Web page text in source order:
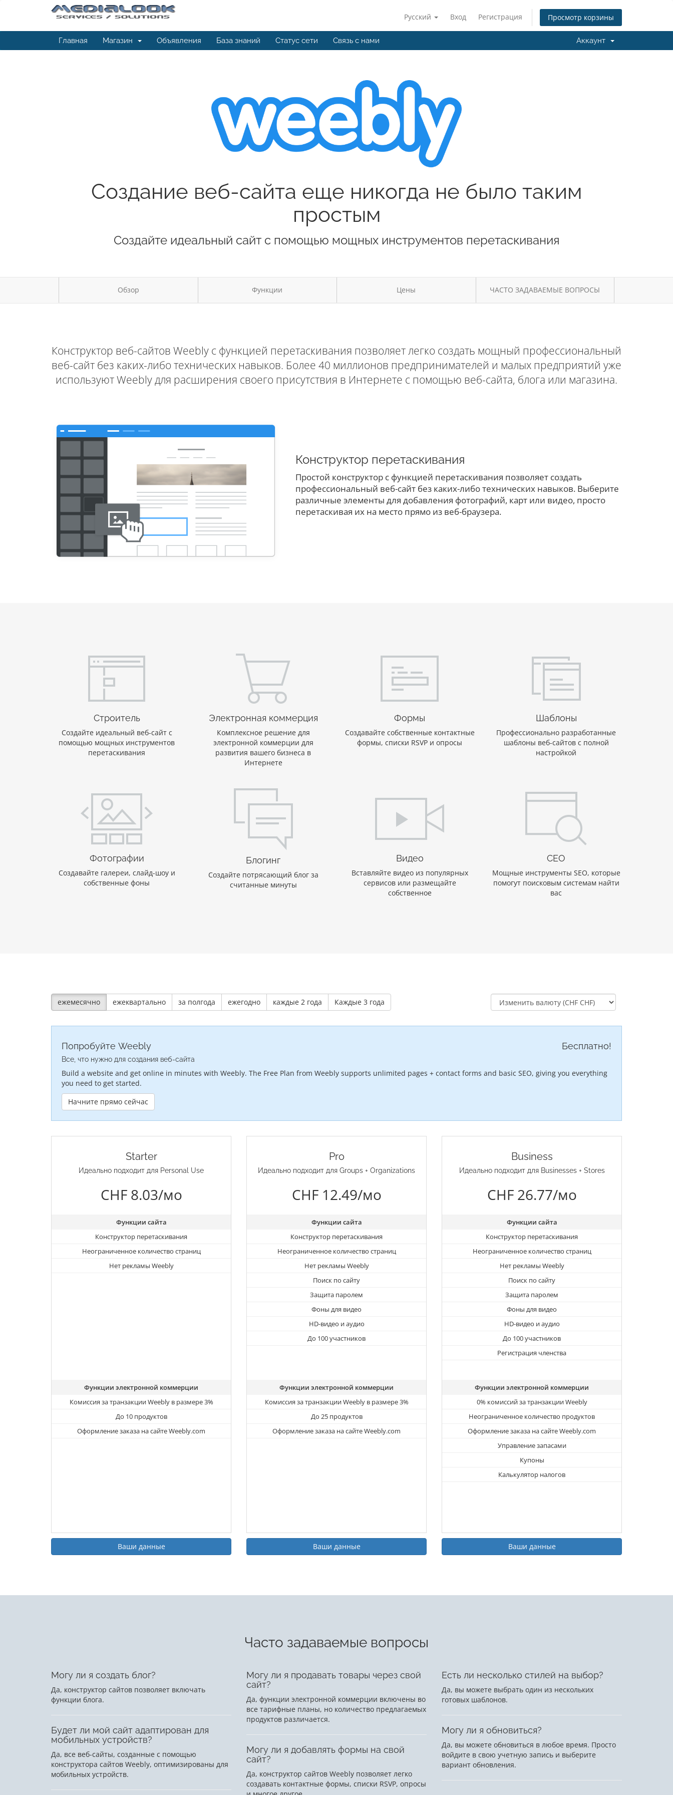
Русский Вход Регистрация Просмотр корзины
Главная Магазин Объявления База знаний Статус сети Связь с нами Аккаунт
Создание веб-сайта еще никогда не было таким
простым
Создайте идеальный сайт с помощью мощных инструментов перетаскивания
Обзор Функции Цены ЧАСТО ЗАДАВАЕМЫЕ ВОПРОСЫ
Конструктор веб-сайтов Weebly с функцией перетаскивания позволяет легко создать мощный профессиональный
веб-сайт без каких-либо технических навыков. Более 40 миллионов предпринимателей и малых предприятий уже
используют Weebly для расширения своего присутствия в Интернете с помощью веб-сайта, блога или магазина.
Конструктор перетаскивания
Простой конструктор с функцией перетаскивания позволяет создать
профессиональный веб-сайт без каких-либо технических навыков. Выберите
различные элементы для добавления фотографий, карт или видео, просто
перетаскивая их на место прямо из веб-браузера.
Строитель
Создайте идеальный веб-сайт с
помощью мощных инструментов
перетаскивания
Электронная коммерция
Комплексное решение для
электронной коммерции для
развития вашего бизнеса в
Интернете
Формы
Создавайте собственные контактные
формы, списки RSVP и опросы
Шаблоны
Профессионально разработанные
шаблоны веб-сайтов с полной
настройкой
Фотографии
Создавайте галереи, слайд-шоу и
собственные фоны
Блогинг
Создайте потрясающий блог за
считанные минуты
Видео
Вставляйте видео из популярных
сервисов или размещайте
собственное
СЕО
Мощные инструменты SEO, которые
помогут поисковым системам найти
вас
ежемесячно ежеквартально за полгода ежегодно каждые 2 года Каждые 3 года
Бесплатно!
Попробуйте Weebly
Все, что нужно для создания веб-сайта
Build a website and get online in minutes with Weebly. The Free Plan from Weebly supports unlimited pages + contact forms and basic SEO, giving you everything
you need to get started.
Начните прямо сейчас
Starter
Идеально подходит для Personal Use
CHF 8.03/мо
Функции сайта
Конструктор перетаскивания
Неограниченное количество страниц
Нет рекламы Weebly
Функции электронной коммерции
Комиссия за транзакции Weebly в размере 3%
До 10 продуктов
Оформление заказа на сайте Weebly.com
Ваши данные
Pro
Идеально подходит для Groups + Organizations
CHF 12.49/мо
Функции сайта
Конструктор перетаскивания
Неограниченное количество страниц
Нет рекламы Weebly
Поиск по сайту
Защита паролем
Фоны для видео
HD-видео и аудио
До 100 участников
Функции электронной коммерции
Комиссия за транзакции Weebly в размере 3%
До 25 продуктов
Оформление заказа на сайте Weebly.com
Ваши данные
Business
Идеально подходит для Businesses + Stores
CHF 26.77/мо
Функции сайта
Конструктор перетаскивания
Неограниченное количество страниц
Нет рекламы Weebly
Поиск по сайту
Защита паролем
Фоны для видео
HD-видео и аудио
До 100 участников
Регистрация членства
Функции электронной коммерции
0% комиссий за транзакции Weebly
Неограниченное количество продуктов
Оформление заказа на сайте Weebly.com
Управление запасами
Купоны
Калькулятор налогов
Ваши данные
Часто задаваемые вопросы
Могу ли я создать блог?
Да, конструктор сайтов позволяет включать
функции блога.
Будет ли мой сайт адаптирован для
мобильных устройств?
Да, все веб-сайты, созданные с помощью
конструктора сайтов Weebly, оптимизированы для
мобильных устройств.
Могу ли я продавать товары через свой
сайт?
Да, функции электронной коммерции включены во
все тарифные планы, но количество предлагаемых
продуктов различается.
Могу ли я добавлять формы на свой
сайт?
Да, конструктор сайтов Weebly позволяет легко
создавать контактные формы, списки RSVP, опросы
Есть ли несколько стилей на выбор?
Да, вы можете выбрать один из нескольких
готовых шаблонов.
Могу ли я обновиться?
Да, вы можете обновиться в любое время. Просто
войдите в свою учетную запись и выберите
вариант обновления.